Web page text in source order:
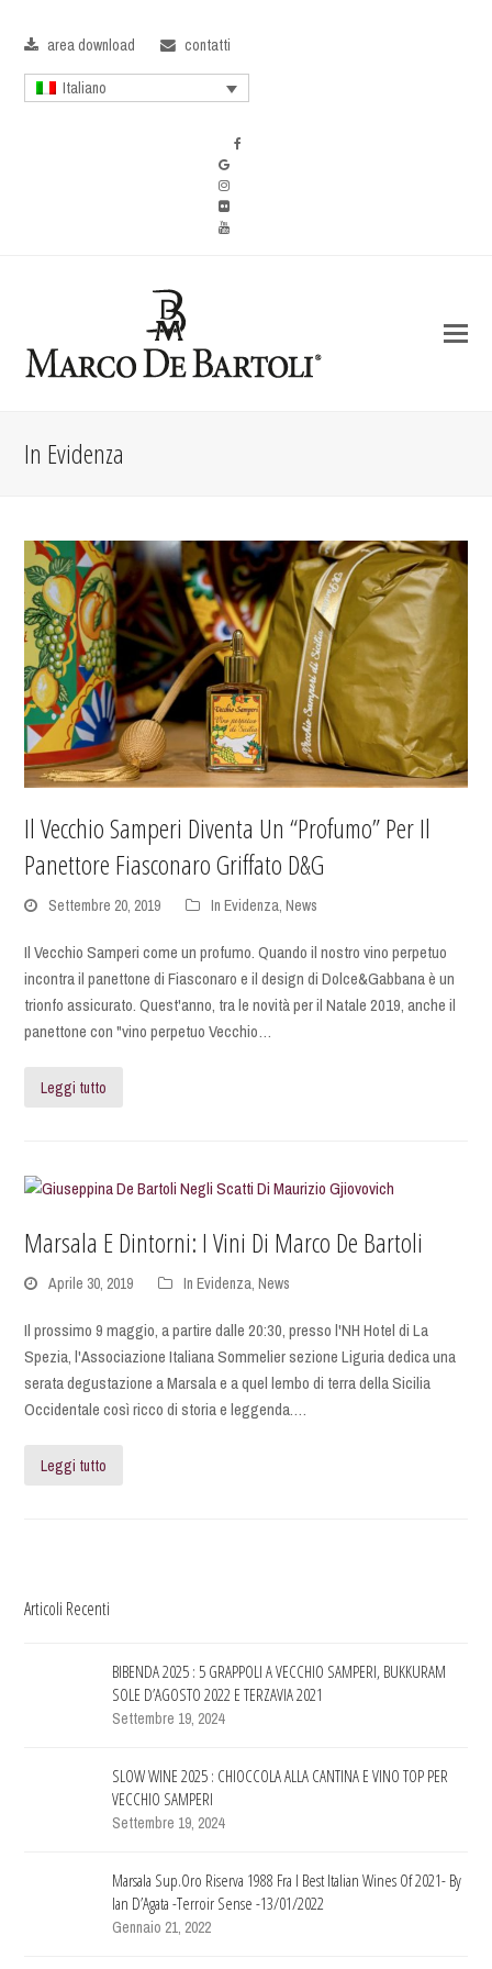
area download contatti
Italiano
In Evidenza
Il Vecchio Samperi Diventa Un “profumo” Per Il
Panettore Fiasconaro Griffato D&G
Settembre 20, 2019 In Evidenza,News
Il Vecchio Samperi come un profumo. Quando il nostro vino perpetuo
incontra il panettone di Fiasconaro e il design di Dolce&Gabbana è un
trionfo assicurato. Quest'anno, tra le novità per il Natale 2019, anche il
panettone con "vino perpetuo Vecchio…
Leggi tutto
Marsala E Dintorni: I Vini Di Marco De Bartoli
Aprile 30, 2019 In Evidenza,News
Il prossimo 9 maggio, a partire dalle 20:30, presso l'NH Hotel di La
Spezia, l'Associazione Italiana Sommelier sezione Liguria dedica una
serata degustazione a Marsala e a quel lembo di terra della Sicilia
Occidentale così ricco di storia e leggenda.…
Leggi tutto
Articoli Recenti
BIBENDA 2025 : 5 GRAPPOLI A VECCHIO SAMPERI, BUKKURAM
SOLE D’AGOSTO 2022 E TERZAVIA 2021
Settembre 19, 2024
SLOW WINE 2025 : CHIOCCOLA ALLA CANTINA E VINO TOP PER
VECCHIO SAMPERI
Settembre 19, 2024
Marsala Sup.Oro Riserva 1988 Fra I Best Italian Wines Of 2021- By
Ian D’Agata -Terroir Sense -13/01/2022
Gennaio 21, 2022